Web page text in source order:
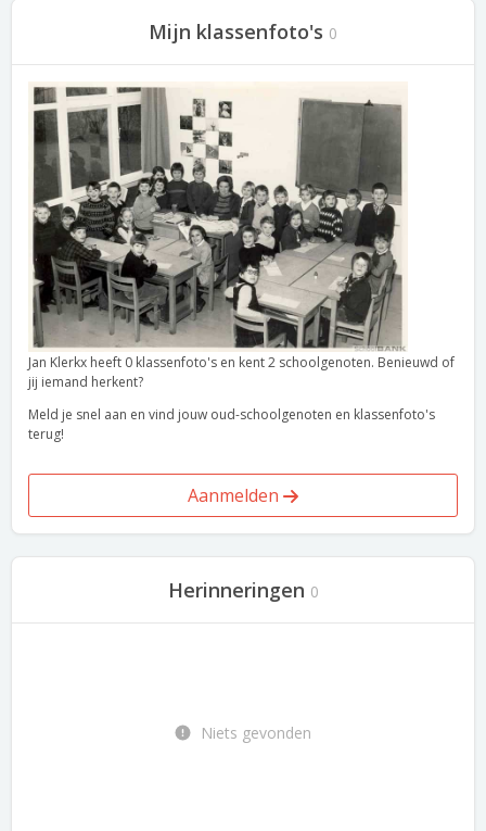
Mijn klassenfoto's 0
Jan Klerkx heeft 0 klassenfoto's en kent 2 schoolgenoten. Benieuwd of
jij iemand herkent?
Meld je snel aan en vind jouw oud-schoolgenoten en klassenfoto's
terug!
Aanmelden
Herinneringen 0
Niets gevonden